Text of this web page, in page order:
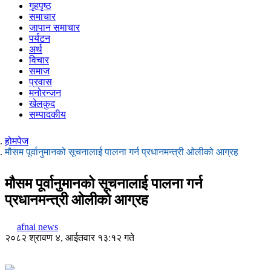
गृहपृष्ठ
समाचार
जापान समाचार
पर्यटन
अर्थ
विचार
समाज
प्रवास
मनोरन्जन
खेलकुद
सम्पादकीय
होमपेज
मौसम पूर्वानुमानको सूचनालाई पालना गर्न प्रधानमन्त्री ओलीको आग्रह
मौसम पूर्वानुमानको सूचनालाई पालना गर्न
प्रधानमन्त्री ओलीको आग्रह
afnai news
२०८२ श्रावण ४, आईतवार १३:१२ गते